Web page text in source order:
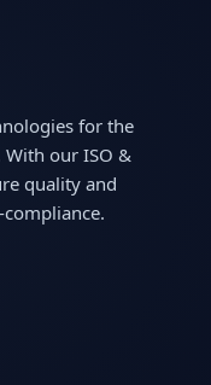
for the
our ISO &
quality and